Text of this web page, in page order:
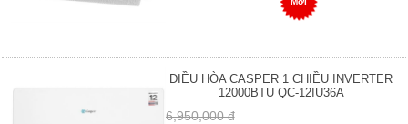
ĐIỀU HÒA CASPER 1 CHIỀU INVERTER
12000BTU QC-12IU36A
6,950,000 đ